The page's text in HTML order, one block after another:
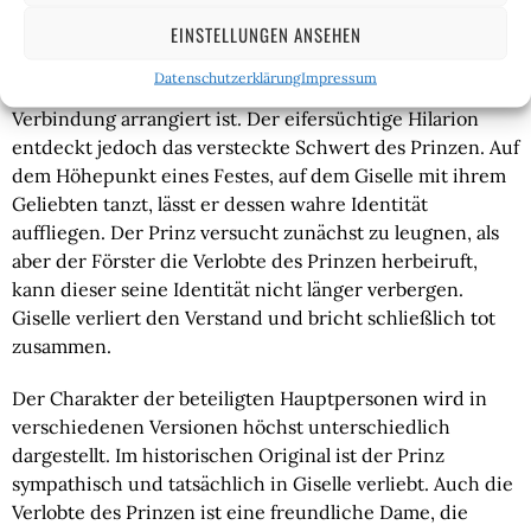
EINSTELLUNGEN ANSEHEN
DatenschutzerklärungImpressum
Giselle und der als einfacher Bauer verkleidete Prinz
Edelfrau verlobt, wobei davon auszugehen ist, dass die
Verbindung arrangiert ist. Der eifersüchtige Hilarion
entdeckt jedoch das versteckte Schwert des Prinzen. Auf
dem Höhepunkt eines Festes, auf dem Giselle mit ihrem
Geliebten tanzt, lässt er dessen wahre Identität
auffliegen. Der Prinz versucht zunächst zu leugnen, als
aber der Förster die Verlobte des Prinzen herbeiruft,
kann dieser seine Identität nicht länger verbergen.
Giselle verliert den Verstand und bricht schließlich tot
zusammen.
Der Charakter der beteiligten Hauptpersonen wird in
verschiedenen Versionen höchst unterschiedlich
dargestellt. Im historischen Original ist der Prinz
sympathisch und tatsächlich in Giselle verliebt. Auch die
Verlobte des Prinzen ist eine freundliche Dame, die